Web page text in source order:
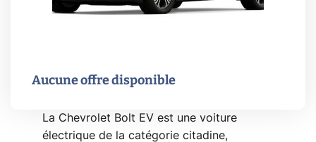
Aucune offre disponible
La Chevrolet Bolt EV est une voiture
électrique de la catégorie citadine,